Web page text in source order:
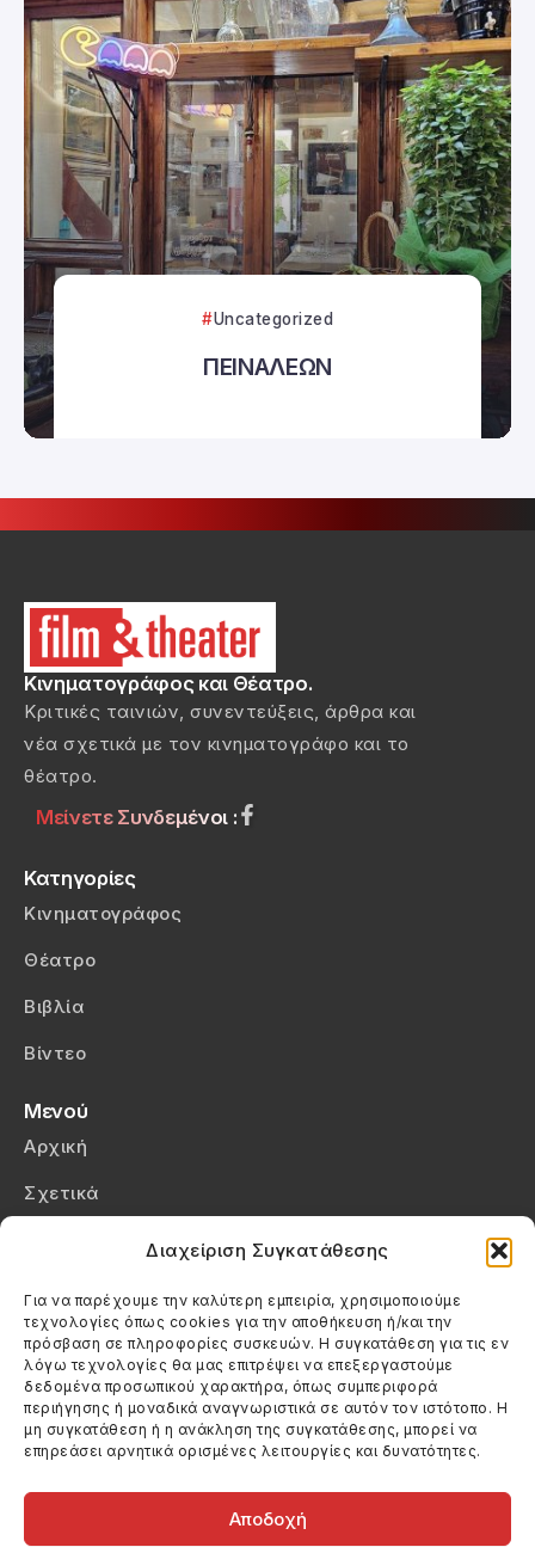
Διαχείριση Συγκατάθεσης
Για να παρέχουμε την καλύτερη εμπειρία, χρησιμοποιούμε
τεχνολογίες όπως cookies για την αποθήκευση ή/και την
πρόσβαση σε πληροφορίες συσκευών. Η συγκατάθεση για τις εν
λόγω τεχνολογίες θα μας επιτρέψει να επεξεργαστούμε
δεδομένα προσωπικού χαρακτήρα, όπως συμπεριφορά
περιήγησης ή μοναδικά αναγνωριστικά σε αυτόν τον ιστότοπο. Η
μη συγκατάθεση ή η ανάκληση της συγκατάθεσης, μπορεί να
επηρεάσει αρνητικά ορισμένες λειτουργίες και δυνατότητες.
Αποδοχή
Uncategorized
ΠΕΙΝΑΛΕΩΝ
Κινηματογράφος και Θέατρο.
Κριτικές ταινιών, συνεντεύξεις, άρθρα και
νέα σχετικά με τον κινηματογράφο και το
θέατρο.
Μείνετε Συνδεμένοι :
Κατηγορίες
Κινηματογράφος
Θέατρο
Βιβλία
Βίντεο
Μενού
Αρχική
Σχετικά
Πολιτική Cookies (ΕΕ)
Στοιχεία Επικοινωνίας
Καλεσέ μας
(+30) 6974123481
Στείλε μας email
info@filmandtheater.gr